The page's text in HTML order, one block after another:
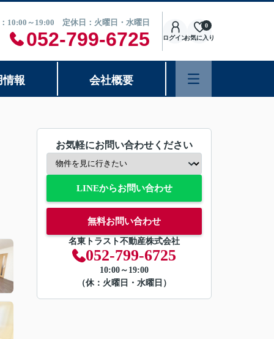
10:00～19:00 定休日：火曜日・水曜日
052-799-6725 ログインお気に入り
0
情報 会社概要
お気軽にお問い合わせください
LINEからお問い合わせ
無料お問い合わせ
名東トラスト不動産株式会社
052-799-6725
10:00～19:00
（休：火曜日・水曜日）